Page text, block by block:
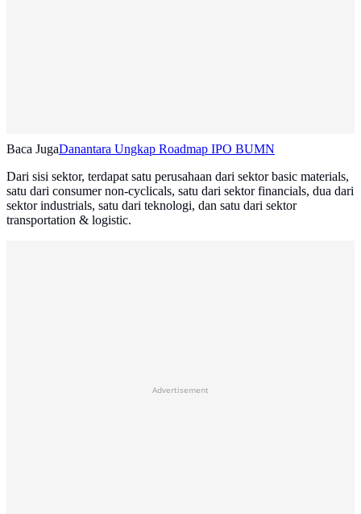
Baca JugaDanantara Ungkap Roadmap IPO BUMN
Dari sisi sektor, terdapat satu perusahaan dari sektor basic materials,
satu dari consumer non-cyclicals, satu dari sektor financials, dua dari
sektor industrials, satu dari teknologi, dan satu dari sektor
transportation & logistic.
Advertisement